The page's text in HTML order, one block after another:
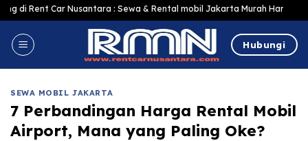
Skip
to
content
Nusantara : Sewa & Rental mobil Jakarta Murah Harga Terjangkau,
Hubungi
SEWA MOBIL JAKARTA
7 Perbandingan Harga Rental Mobil
Airport, Mana yang Paling Oke?